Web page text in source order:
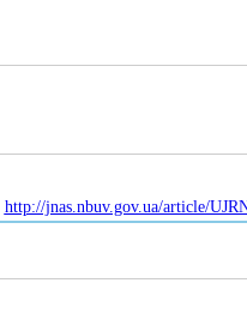
http://jnas.nbuv.gov.ua/article/